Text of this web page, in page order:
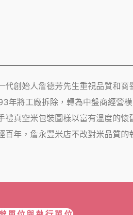
代創始人詹德芳先生重視品質和
年將工廠拆除，轉為中盤商經營
禮真空米包裝圖樣以富有溫度的
百年，詹永豐米店不改對米品質